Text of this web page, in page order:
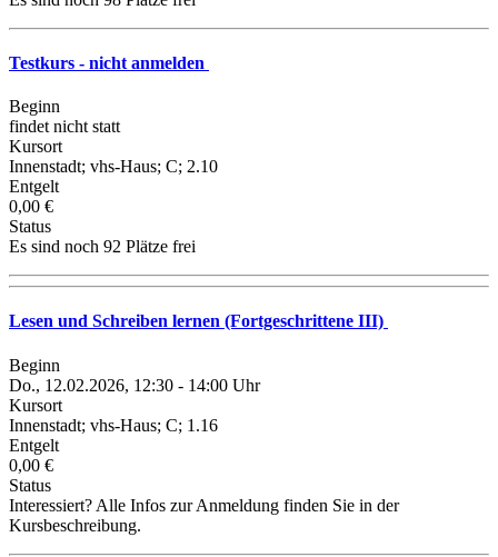
Testkurs - nicht anmelden
Beginn
findet nicht statt
Kursort
Innenstadt; vhs-Haus; C; 2.10
Entgelt
0,00 €
Status
Es sind noch 92 Plätze frei
Lesen und Schreiben lernen (Fortgeschrittene III)
Beginn
Do., 12.02.2026, 12:30 - 14:00 Uhr
Kursort
Innenstadt; vhs-Haus; C; 1.16
Entgelt
0,00 €
Status
Interessiert? Alle Infos zur Anmeldung finden Sie in der
Kursbeschreibung.